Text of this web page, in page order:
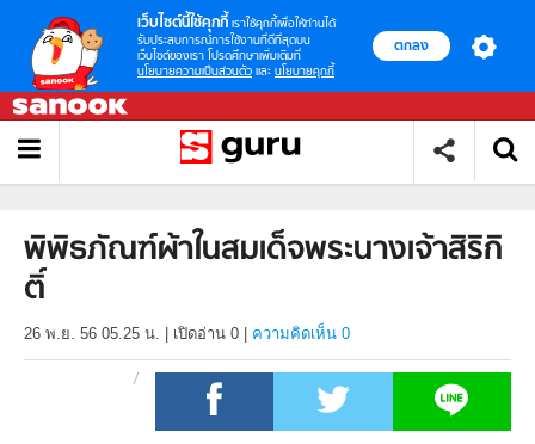
เว็บไซต์นี้ใช้คุกกี้ เราใช้คุกกี้เพื่อให้ท่านได้
รับประสบการณ์การใช้งานที่ดีที่สุดบน
เว็บไซต์ของเรา โปรดศึกษาเพิ่มเติมที่
นโยบายความเป็นส่วนตัว และ นโยบายคุกกี้
ตกลง
พิพิธภัณฑ์ผ้าในสมเด็จพระนางเจ้าสิริกิ
ติ์
26 พ.ย. 56 05.25 น. เปิดอ่าน 0 ความคิดเห็น 0